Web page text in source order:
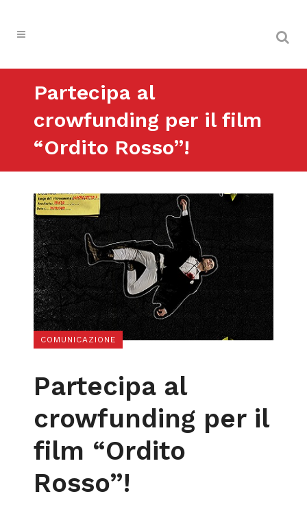
Partecipa al
crowfunding per il film
“Ordito Rosso”!
COMUNICAZIONE
Partecipa al
crowfunding per il
film “Ordito
Rosso”!